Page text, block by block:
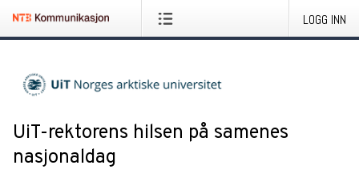
LOGG INN
UiT-rektorens hilsen på samenes
nasjonaldag